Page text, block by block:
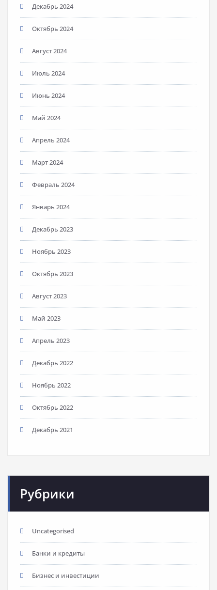
Декабрь 2024
Октябрь 2024
Август 2024
Июль 2024
Июнь 2024
Май 2024
Апрель 2024
Март 2024
Февраль 2024
Январь 2024
Декабрь 2023
Ноябрь 2023
Октябрь 2023
Август 2023
Май 2023
Апрель 2023
Декабрь 2022
Ноябрь 2022
Октябрь 2022
Декабрь 2021
Рубрики
Uncategorised
Банки и кредиты
Бизнес и инвестиции